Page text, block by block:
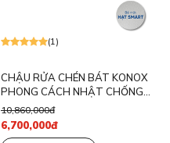
(1)
CHẬU RỬA CHÉN BÁT KONOX
PHONG CÁCH NHẬT CHỐNG
XƯỚC TARI SMART 9051
10,860,000đ
6,700,000đ